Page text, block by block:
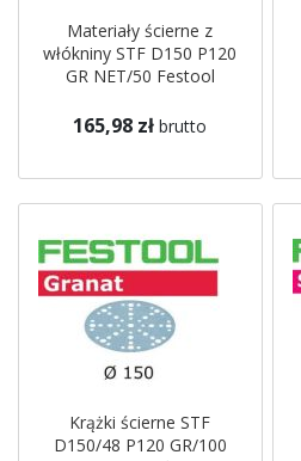
Materiały ścierne z
włókniny STF D150 P120
GR NET/50 Festool
165,98 zł brutto
Krążki ścierne STF
D150/48 P120 GR/100